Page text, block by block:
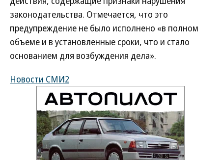
законодательства. Отмечается, что это
предупреждение не было исполнено «в полном
объеме и в установленные сроки, что и стало
основанием для возбуждения дела».
Новости СМИ2